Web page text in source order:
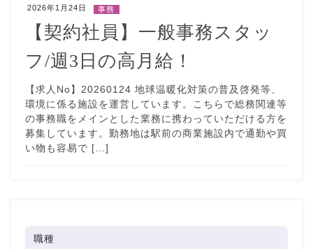
2026年1月24日 事務
【契約社員】一般事務スタッ
フ/週3日の高月給！
【求人No】20260124 地球温暖化対策の普及啓発等、
環境に係る施設を運営しています。こちらで総務関連等
の事務職をメインとした業務に携わっていただける方を
募集しています。勤務地は駅前の商業施設内で通勤や買
い物も容易で […]
職種